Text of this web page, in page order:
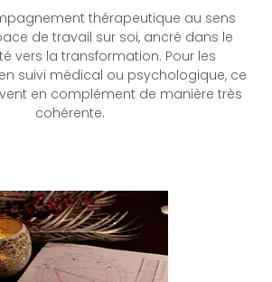
thérapeutique au sens
de travail sur soi, ancré dans le
vers la transformation. Pour les
suivi médical ou psychologique, ce
en complément de manière très
cohérente.